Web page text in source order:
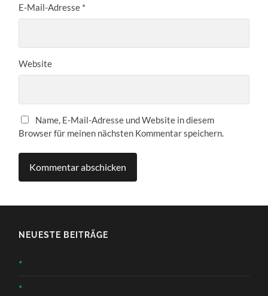
E-Mail-Adresse *
Website
Name, E-Mail-Adresse und Website in diesem
Browser für meinen nächsten Kommentar speichern.
NEUESTE BEITRÄGE
*
*